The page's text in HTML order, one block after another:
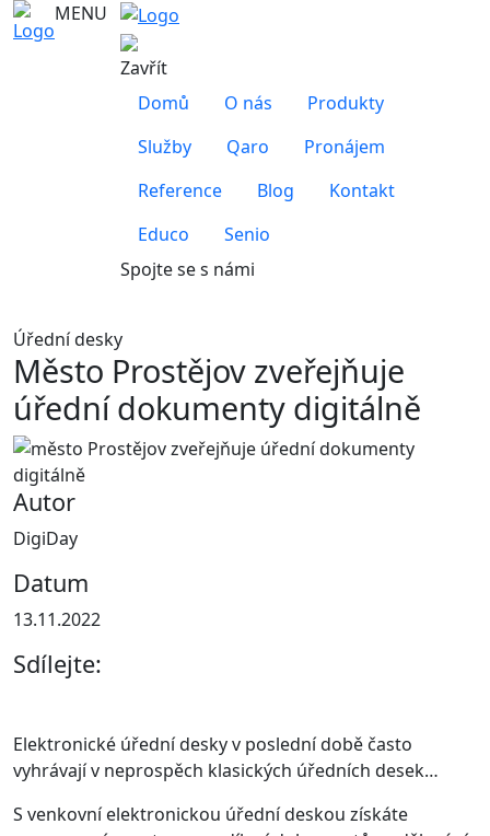
MENU
Zavřít
Domů
O nás
Produkty
Služby
Qaro
Pronájem
Reference
Blog
Kontakt
Educo
Senio
Spojte se s námi
Úřední desky
Město Prostějov zveřejňuje
úřední dokumenty digitálně
Autor
DigiDay
Datum
13.11.2022
Sdílejte:
Elektronické úřední desky v poslední době často
vyhrávají v neprospěch klasických úředních desek…
S venkovní elektronickou úřední deskou získáte